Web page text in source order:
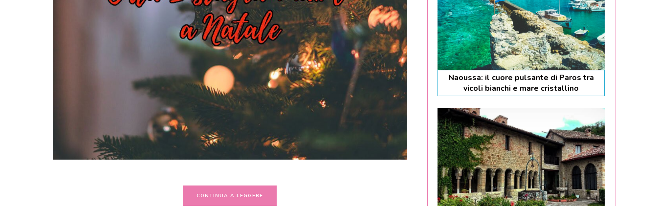
CONTINUA A LEGGERE
Naoussa: il cuore pulsante di Paros tra
vicoli bianchi e mare cristallino